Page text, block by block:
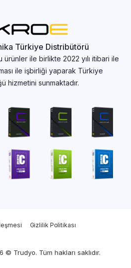
Türkiye Distribütörü
ile birlikte 2022 yılı itibari ile
ile işbirliği yaparak Türkiye
hizmetini sunmaktadır.
Gizlilik Politikası
Trudyo. Tüm hakları saklıdır.